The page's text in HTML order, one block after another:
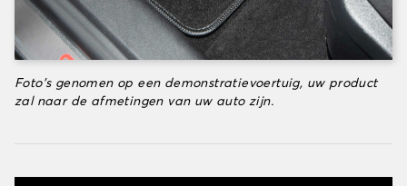
Foto's genomen op een demonstratievoertuig, uw product
zal naar de afmetingen van uw auto zijn.